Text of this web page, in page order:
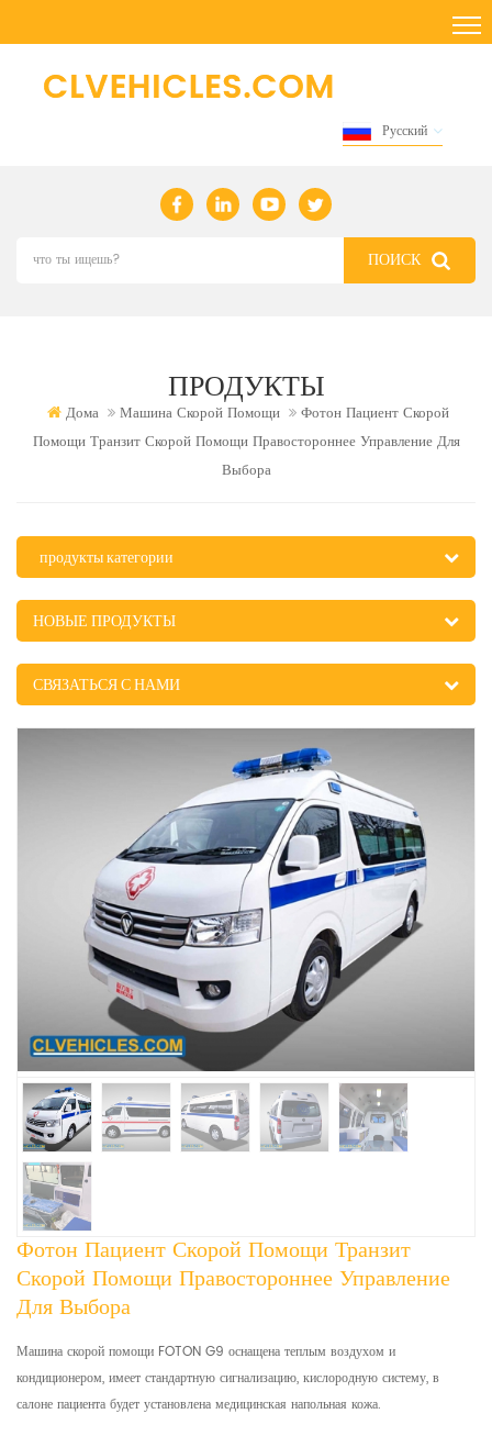
Русский
ПРОДУКТЫ
Дома Машина Скорой Помощи
Фотон Пациент Скорой
Помощи Транзит Скорой Помощи Правостороннее Управление Для
Выбора
продукты категории
НОВЫЕ ПРОДУКТЫ
СВЯЗАТЬСЯ С НАМИ
Фотон Пациент Скорой Помощи Транзит
Скорой Помощи Правостороннее Управление
Для Выбора
Машина скорой помощи FOTON G9 оснащена теплым воздухом и
кондиционером, имеет стандартную сигнализацию, кислородную систему, в
салоне пациента будет установлена ​​медицинская напольная кожа.